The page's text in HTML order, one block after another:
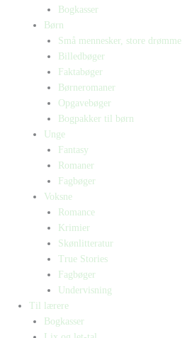
Bogkasser
Børn
Små mennesker, store drømme
Billedbøger
Faktabøger
Børneromaner
Opgavebøger
Bogpakker til børn
Unge
Fantasy
Romaner
Fagbøger
Voksne
Romance
Krimier
Skønlitteratur
True Stories
Fagbøger
Undervisning
Til lærere
Bogkasser